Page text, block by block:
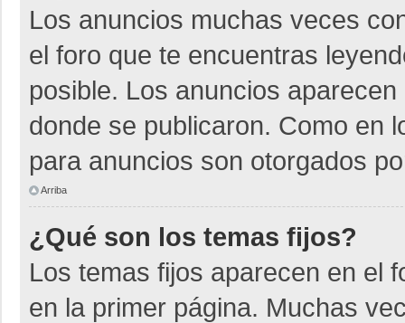
Los anuncios muchas veces
el foro que te encuentras
posible. Los anuncios
donde se publicaron. Como en
para anuncios son otorgados
Arriba
¿Qué son los temas fijos?
Los temas fijos aparecen en el
en la primer página. Muchas